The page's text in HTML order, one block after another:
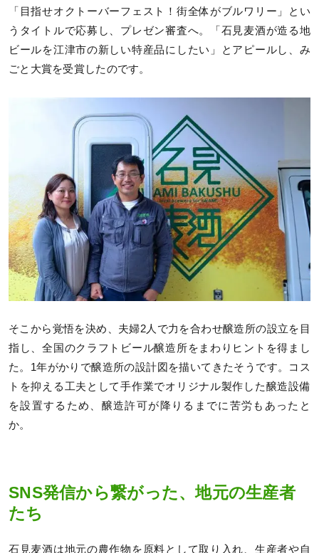
「目指せオクトーバーフェスト！街全体がブルワリー」とい
うタイトルで応募し、プレゼン審査へ。「石見麦酒が造る地
ビールを江津市の新しい特産品にしたい」とアピールし、み
ごと大賞を受賞したのです。
そこから覚悟を決め、夫婦2人で力を合わせ醸造所の設立を目
指し、全国のクラフトビール醸造所をまわりヒントを得まし
た。1年がかりで醸造所の設計図を描いてきたそうです。コス
トを抑える工夫として手作業でオリジナル製作した醸造設備
を設置するため、醸造許可が降りるまでに苦労もあったと
か。
SNS発信から繋がった、地元の生産者
たち
石見麦酒は地元の農作物を原料として取り入れ、生産者や自